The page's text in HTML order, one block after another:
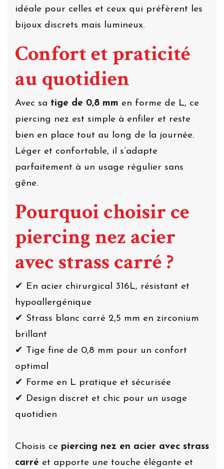
idéale pour celles et ceux qui préfèrent les
bijoux discrets mais lumineux.
Confort et praticité
au quotidien
Avec sa tige de 0,8 mm en forme de L, ce
piercing nez est simple à enfiler et reste
bien en place tout au long de la journée.
Léger et confortable, il s’adapte
parfaitement à un usage régulier sans
gêne.
Pourquoi choisir ce
piercing nez acier
avec strass carré ?
✔ En acier chirurgical 316L, résistant et
hypoallergénique
✔ Strass blanc carré 2,5 mm en zirconium
brillant
✔ Tige fine de 0,8 mm pour un confort
optimal
✔ Forme en L pratique et sécurisée
✔ Design discret et chic pour un usage
quotidien
Choisis ce piercing nez en acier avec strass
carré et apporte une touche élégante et